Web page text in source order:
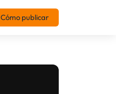
Cómo publicar